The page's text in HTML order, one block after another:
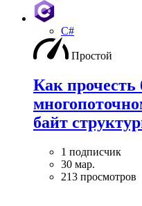
C#
Простой
Как прочесть
байт
1 подписчик
30 мар.
213 просмотров